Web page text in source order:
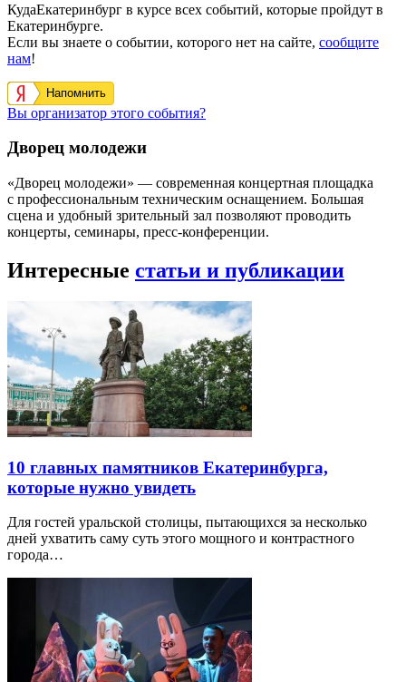
КудаЕкатеринбург в курсе всех событий, которые пройдут в
Екатеринбурге.
Если вы знаете о событии, которого нет на сайте, сообщите
нам!
Напомнить
Вы организатор этого события?
Дворец молодежи
«Дворец молодежи» — современная концертная площадка
с профессиональным техническим оснащением. Большая
сцена и удобный зрительный зал позволяют проводить
концерты, семинары, пресс-конференции.
Интересные статьи и публикации
10 главных памятников Екатеринбурга,
которые нужно увидеть
Для гостей уральской столицы, пытающихся за несколько
дней ухватить саму суть этого мощного и контрастного
города…